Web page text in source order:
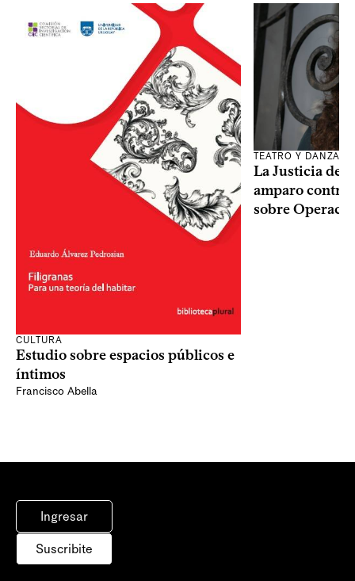
CULTURA
Estudio sobre espacios públicos e
íntimos
Francisco Abella
TEATRO Y DANZA
La Justicia
amparo contra
sobre
Ingresar
Suscribite